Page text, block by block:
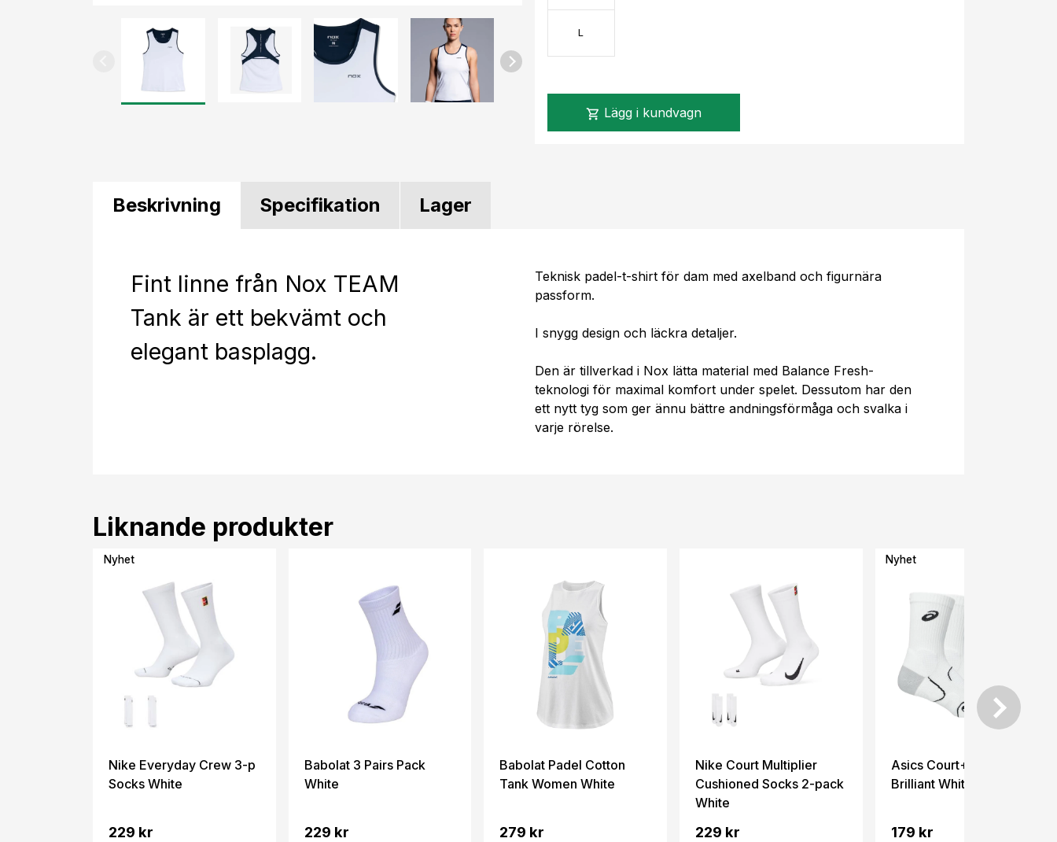
L
shopping_cart Lägg i kundvagn
Beskrivning Specifikation Lager
Fint linne från Nox TEAM
Tank är ett bekvämt och
elegant basplagg.
Teknisk padel-t-shirt för dam med axelband och figurnära
passform.
I snygg design och läckra detaljer.
Den är tillverkad i Nox lätta material med Balance Fresh-
teknologi för maximal komfort under spelet. Dessutom har den
ett nytt tyg som ger ännu bättre andningsförmåga och svalka i
varje rörelse.
Liknande produkter
Nyhet
Nike Everyday Crew 3-p
Socks White
229 kr
Babolat 3 Pairs Pack
White
229 kr
Babolat Padel Cotton
Tank Women White
279 kr
Nike Court Multiplier
Cushioned Socks 2-pack
White
229 kr
Nyhet
Asics Court+ Crew Sock
Brilliant White
179 kr